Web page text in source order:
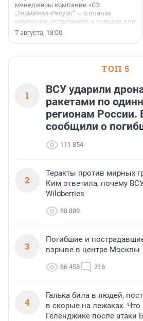
менеджеры компании «СЗ
„Терминал-Ресурс“ — о планах
компании, испытаниях и поводах для
осторожного оптимизма.
7 августа, 18:00
ТОП 5
1
ВСУ ударили
ракетами по
регионам России.
сообщили о
111 854
2
Теракты против мирных
Ким ответила, почему
Wildberries
88 889
3
Погибшие и
взрыве в центре Москвы
86 458 216
4
Галька била в людей,
в скорые на лежаках. Что
Геленджике после атаки